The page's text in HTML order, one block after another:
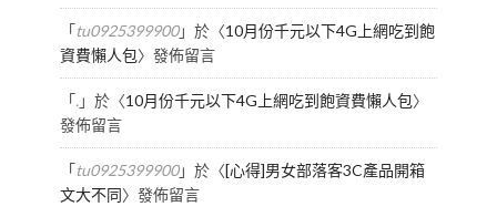
「tu0925399900」於〈10月份千元以下4G上網吃到飽
資費懶人包〉發佈留言
「.」於〈10月份千元以下4G上網吃到飽資費懶人包〉
發佈留言
「tu0925399900」於〈[心得]男女部落客3C產品開箱
文大不同〉發佈留言